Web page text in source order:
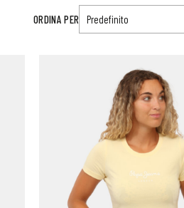
ORDINA PER